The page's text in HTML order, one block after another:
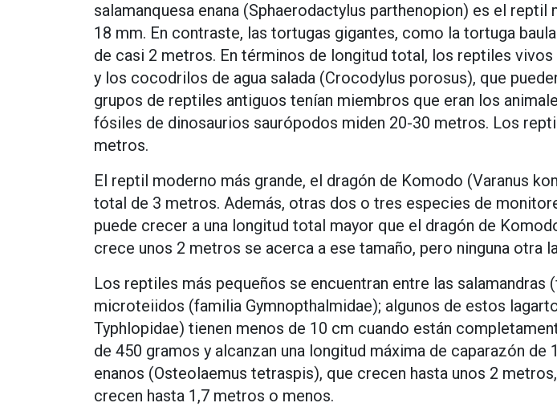
salamanquesa enana (Sphaerodactylus parthenopion) es el
18 mm. En contraste, las tortugas gigantes, como la tortuga
de casi 2 metros. En términos de longitud total, los reptiles
y los cocodrilos de agua salada (Crocodylus porosus), que
grupos de reptiles antiguos tenían miembros que eran los
fósiles de dinosaurios saurópodos miden 20-30 metros. Los
metros.
El reptil moderno más grande, el dragón de Komodo (Varanus
total de 3 metros. Además, otras dos o tres especies de
puede crecer a una longitud total mayor que el dragón de
crece unos 2 metros se acerca a ese tamaño, pero ninguna otra
Los reptiles más pequeños se encuentran entre las
microteiidos (familia Gymnopthalmidae); algunos de estos
Typhlopidae) tienen menos de 10 cm cuando están
de 450 gramos y alcanzan una longitud máxima de caparazón
enanos (Osteolaemus tetraspis), que crecen hasta unos 2
crecen hasta 1,7 metros o menos.